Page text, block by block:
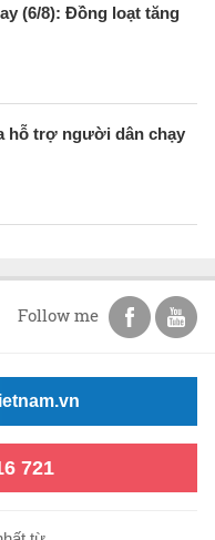
(6/8): Đồng loạt tăng
hỗ trợ người dân chạy
Follow me
721